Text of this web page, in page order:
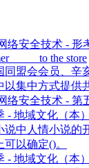
络安全技术 - 形
_____to the store
同盟会会员、辛
以集中方式提供
络安全技术 - 第
- 地域文化（本
说中人情小说的
以确定()。
- 地域文化（本